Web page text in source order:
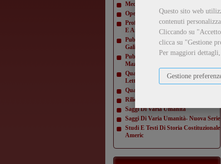
Questo sito web
contenuti
Cliccando su
clicca su "Gestione
Per maggiori
Gestione
Mediamorfosi
Opere Di Giacomo Matteotti
Profili E Studi Di Letteratura Inglese
E Amer
Pubblicazioni Della Domus
Galilaeana
Pubblicazioni Della Domus
Mazziniana
Quaderni Dell'Istituto Di Lingua E
Letteratur
Quaderni Della Direzione
Rilievi Di Monumenti
Saggi Di Varia Umanità
Saggi Di Varia Umanità- Nuova Serie
Studi E Testi Di Storia Costituzionale
Americ